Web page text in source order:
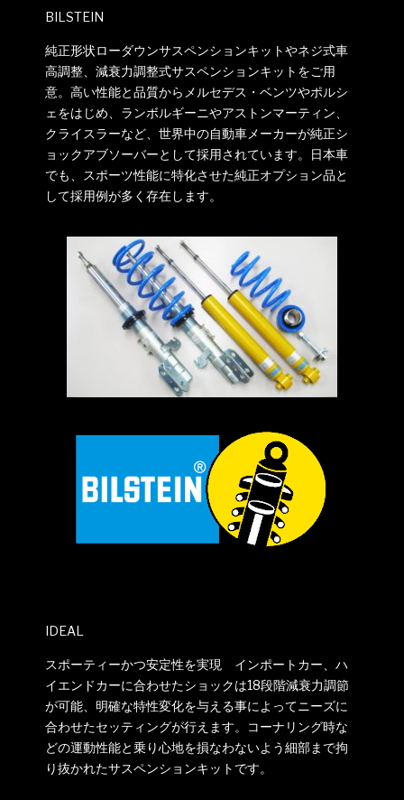
BILSTEIN
純正形状ローダウンサスペンションキットやネジ式車
高調整、減衰力調整式サスペンションキットをご用
意。高い性能と品質からメルセデス・ベンツやポルシ
ェをはじめ、ランボルギーニやアストンマーティン、
クライスラーなど、世界中の自動車メーカーが純正シ
ョックアブソーバーとして採用されています。日本車
でも、スポーツ性能に特化させた純正オプション品と
して採用例が多く存在します。
IDEAL
スポーティーかつ安定性を実現 インポートカー、ハ
イエンドカーに合わせたショックは18段階減衰力調節
が可能、明確な特性変化を与える事によってニーズに
合わせたセッティングが行えます。コーナリング時な
どの運動性能と乗り心地を損なわないよう細部まで拘
り抜かれたサスペンションキットです。